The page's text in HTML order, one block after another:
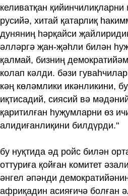
келиватқан қийинчилиқларни
русийә, хитай қатарлиқ
дуняниң һәрқайси
әлләргә җан-җәһли билән
қалмай, бизниң
колап кәлди. бәзи
кәң көләмлики икәнликини,
иқтисадий, сиясий вә
қаритилған һуҗумларни өз
алидиғанлиқини билдүрди."
бу нуқтида әд ройс билән
оттуриға қойған комитет
әнгел әпәнди
африқадин асияғичә болған